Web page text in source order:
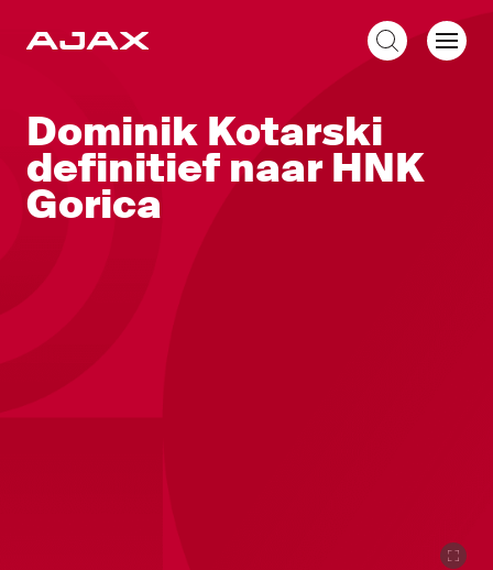
Dominik Kotarski
definitief naar HNK
Gorica